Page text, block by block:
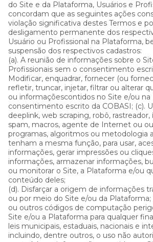
do Site e da Plataforma, Usuários e
concordam que as seguintes ações
violação significativa destes Termos e
desligamento permanente dos
Usuário ou Profissional na Plataforma,
suspensão dos respectivos cadastros:
(a). A reunião de informações sobre o
Profissionais sem o consentimento
Modificar, enquadrar, fornecer (ou
refletir, truncar, injetar, filtrar ou alterar
ou informaçõescontidos no Site e/ou
consentimento escrito da COBASI; (c).
deeplink, web scraping, robô, rastreador,
spam, macros, agente de Internet ou
programas, algoritmos ou metodologia
tenham a mesma função, para usar,
informações, gerar impressões ou
informações, armazenar informações,
ou monitorar o Site, a Plataforma e/ou
conteúdo deles;
(d). Disfarçar a origem de informações
ou por meio do Site e/ou da Plataforma;
ou outros códigos de computação
Site e/ou a Plataforma para qualquer
leis municipais, estaduais, nacionais e
incluindo, dentre outros, o uso não